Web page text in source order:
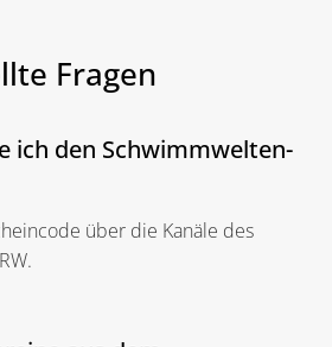
Fragen
ich den Schwimmwelten-
über die Kanäle des